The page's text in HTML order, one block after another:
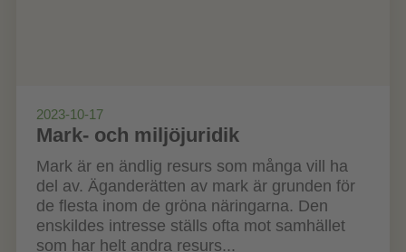
2023-10-17
Mark- och miljöjuridik
Mark är en ändlig resurs som många vill ha
del av. Äganderätten av mark är grunden för
de flesta inom de gröna näringarna. Den
enskildes intresse ställs ofta mot samhället
som har helt andra resurs...